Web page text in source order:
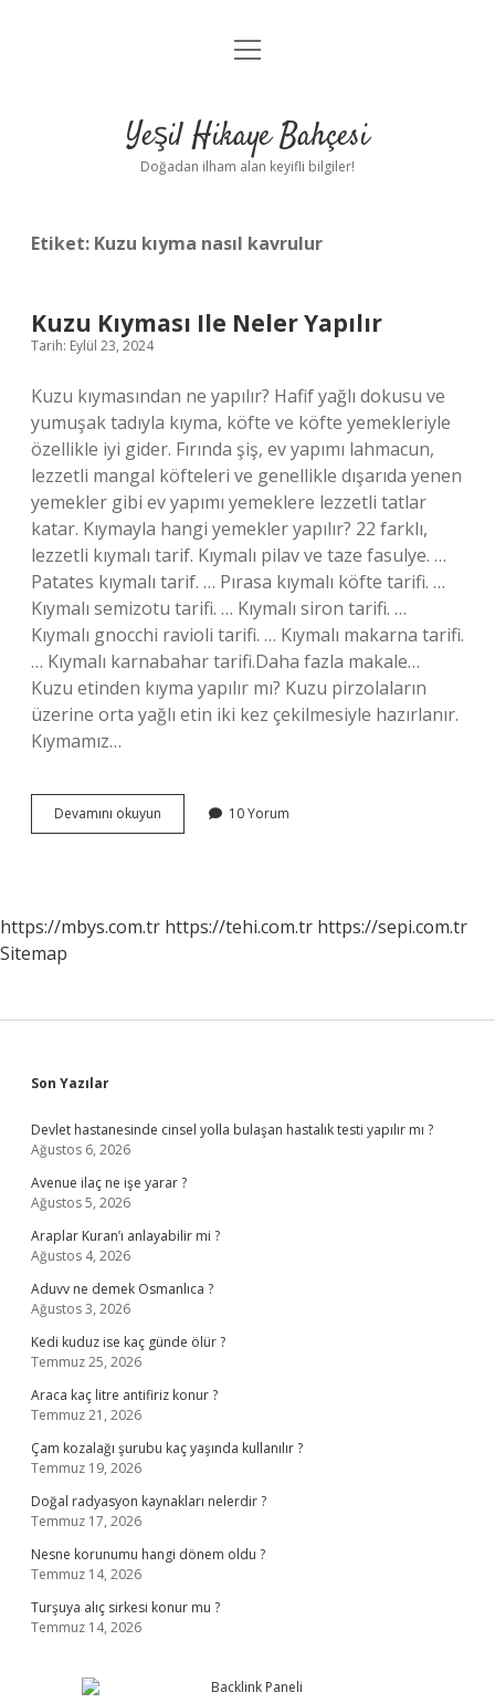
Anasayfa
Yasal Uyarı
menüyü
Yeşil Hikaye Bahçesi
Doğadan ilham alan keyifli bilgiler!
Etiket: Kuzu kıyma nasıl kavrulur
Kuzu Kıyması Ile Neler Yapılır
Tarih: Eylül 23, 2024
Kuzu kıymasından ne yapılır? Hafif yağlı dokusu ve
yumuşak tadıyla kıyma, köfte ve köfte yemekleriyle
özellikle iyi gider. Fırında şiş, ev yapımı lahmacun,
lezzetli mangal köfteleri ve genellikle dışarıda yenen
yemekler gibi ev yapımı yemeklere lezzetli tatlar
katar. Kıymayla hangi yemekler yapılır? 22 farklı,
lezzetli kıymalı tarif. Kıymalı pilav ve taze fasulye. …
Patates kıymalı tarif. … Pırasa kıymalı köfte tarifi. …
Kıymalı semizotu tarifi. … Kıymalı siron tarifi. …
Kıymalı gnocchi ravioli tarifi. … Kıymalı makarna tarifi.
… Kıymalı karnabahar tarifi.Daha fazla makale…
Kuzu etinden kıyma yapılır mı? Kuzu pirzolaların
üzerine orta yağlı etin iki kez çekilmesiyle hazırlanır.
Kıymamız…
Devamını okuyun
Kıyması
10 Yorum
https://mbys.com.tr https://tehi.com.tr https://sepi.com.tr
Sitemap
Sidebar
Son Yazılar
Devlet hastanesinde cinsel yolla bulaşan hastalık testi yapılır mı ?
Ağustos 6, 2026
Avenue ilaç ne işe yarar ?
Ağustos 5, 2026
Araplar Kuran’ı anlayabilir mi ?
Ağustos 4, 2026
Aduvv ne demek Osmanlıca ?
Ağustos 3, 2026
Kedi kuduz ise kaç günde ölür ?
Temmuz 25, 2026
Araca kaç litre antifiriz konur ?
Temmuz 21, 2026
Çam kozalağı şurubu kaç yaşında kullanılır ?
Temmuz 19, 2026
Doğal radyasyon kaynakları nelerdir ?
Temmuz 17, 2026
Nesne korunumu hangi dönem oldu ?
Temmuz 14, 2026
Turşuya alıç sirkesi konur mu ?
Temmuz 14, 2026